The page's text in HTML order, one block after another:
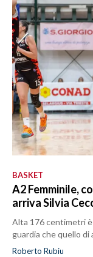
BASKET
A2 Femminile,
arriva Silvia
Alta 176 centimetri è
guardia che quello di
Roberto Rubiu